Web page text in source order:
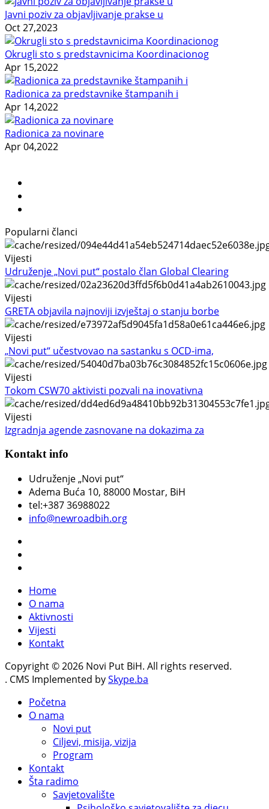
Javni poziv za objavljivanje prakse u
Oct 27,2023
Okrugli sto s predstavnicima Koordinacionog
Apr 15,2022
Radionica za predstavnike štampanih i
Apr 14,2022
Radionica za novinare
Apr 04,2022
Popularni članci
Vijesti
Udruženje „Novi put“ postalo član Global Clearing
Vijesti
GRETA objavila najnoviji izvještaj o stanju borbe
Vijesti
„Novi put“ učestvovao na sastanku s OCD-ima,
Vijesti
Tokom CSW70 aktivisti pozvali na inovativna
Vijesti
Izgradnja agende zasnovane na dokazima za
Kontakt info
Udruženje „Novi put“
Adema Buća 10, 88000 Mostar, BiH
tel:+387 36988022
info@newroadbih.org
Home
O nama
Aktivnosti
Vijesti
Kontakt
Copyright © 2026 Novi Put BiH. All rights reserved.
. CMS Implemented bySkype.ba
Početna
O nama
Novi put
Ciljevi, misija, vizija
Program
Kontakt
Šta radimo
Savjetovalište